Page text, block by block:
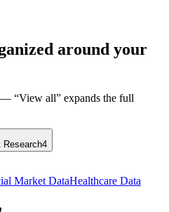
around your
“View all” expands the full
Research4
Market DataHealthcare Data